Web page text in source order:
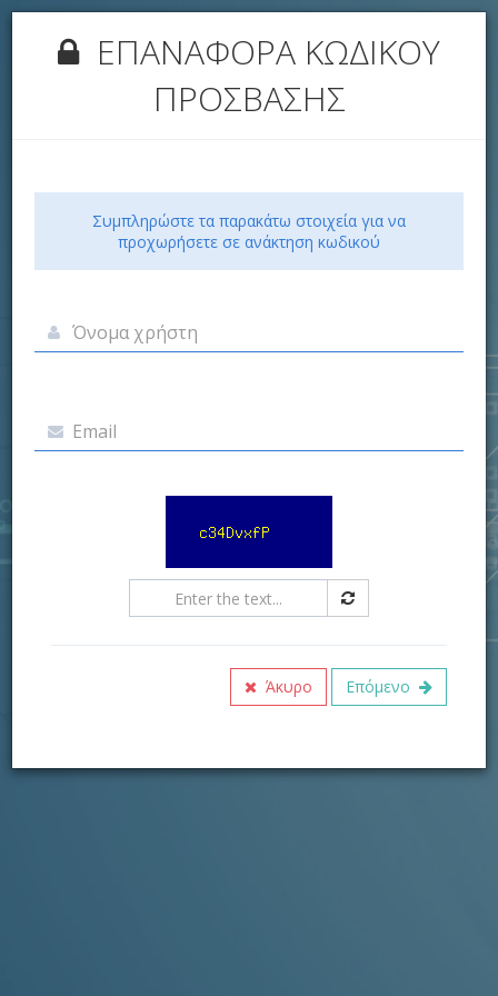
ΕΠΑΝΑΦΟΡΑ ΚΩΔΙΚΟΥ
ΠΡΟΣΒΑΣΗΣ
Συμπληρώστε τα παρακάτω στοιχεία για να
προχωρήσετε σε ανάκτηση κωδικού
Όνομα χρήστη
Email
Άκυρο Επόμενο